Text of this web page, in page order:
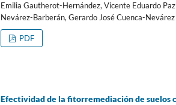
Emilia Gautherot-Hernández, Vicente Eduardo
Nevárez-Barberán, Gerardo José Cuenca-Nevárez
PDF
Efectividad de la fitorremediación de suelos